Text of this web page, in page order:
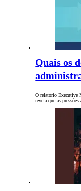
Quais os
O relatório Executive
revela que as